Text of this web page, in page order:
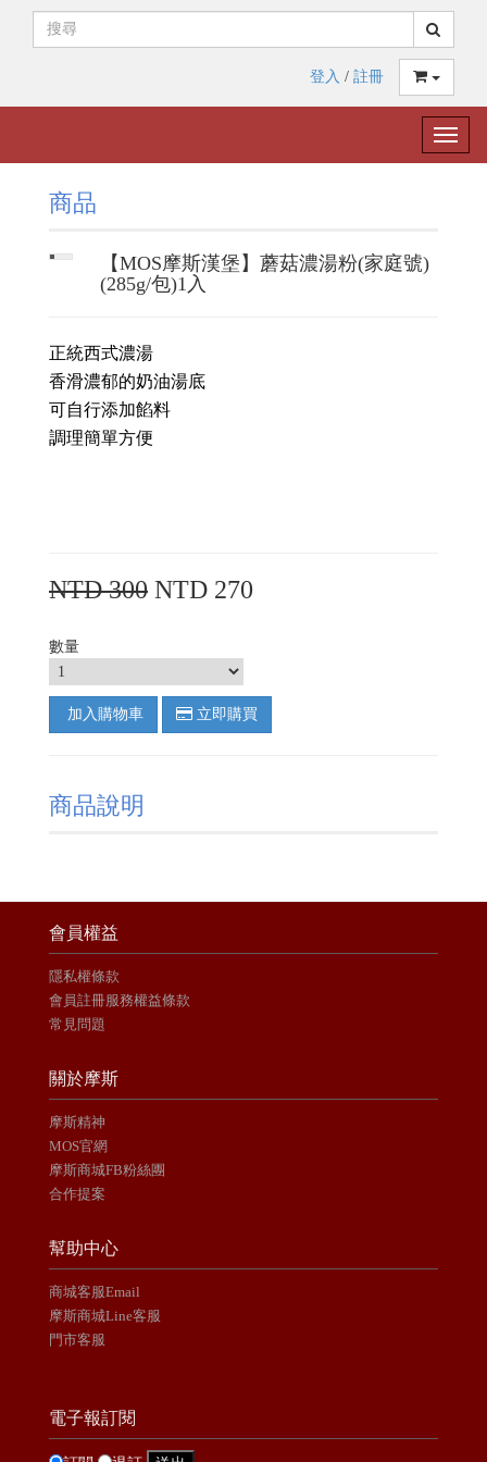
登入 / 註冊
Toggle
商品
【MOS摩斯漢堡】蘑菇濃湯粉(家庭號)
(285g/包)1入
正統西式濃湯
香滑濃郁的奶油湯底
可自行添加餡料
調理簡單方便
NTD 300 NTD 270
數量
加入購物車 立即購買
商品說明
會員權益
隱私權條款
會員註冊服務權益條款
常見問題
關於摩斯
摩斯精神
MOS官網
摩斯商城FB粉絲團
合作提案
幫助中心
商城客服Email
摩斯商城Line客服
門市客服
電子報訂閱